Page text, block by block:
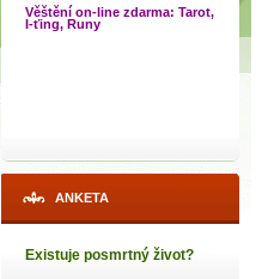
Věštění on-line zdarma: Tarot,
I-ťing, Runy
ANKETA
Existuje posmrtný život?